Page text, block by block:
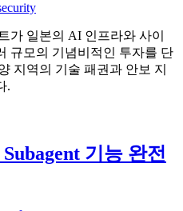
가 일본의 AI 인프라와 사이
규모의 기념비적인 투자를 단
지역의 기술 패권과 안보 지
.
기능 완전